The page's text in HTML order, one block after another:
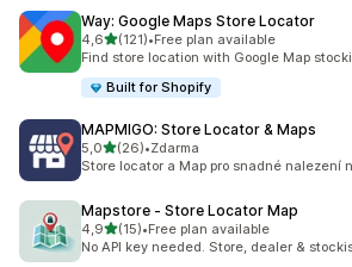
Way: Google Maps Store Locator
4,6z 5 hvězd
(121)
Celkový počet recenzí: 121
•Free plan available
Find store location with Google Map
Built for Shopify
MAPMIGO: Store Locator & Maps
5,0z 5 hvězd
(26)
Celkový počet recenzí: 26
•Zdarma
Store locator a Map pro snadné nalezení
Mapstore ‑ Store Locator Map
4,9z 5 hvězd
(15)
Celkový počet recenzí: 15
•Free plan available
No API key needed. Store, dealer &